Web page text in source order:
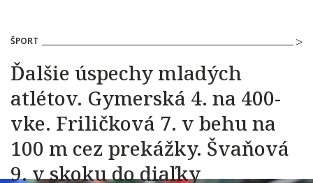
ŠPORT